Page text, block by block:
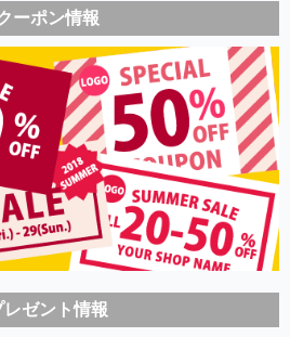
ーポン情報
レゼント情報